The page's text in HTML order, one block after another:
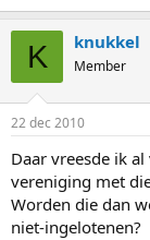
K knukkel
Member
22 dec 2010
Daar vreesde ik
vereniging met
Worden die dan
niet-ingelotenen?